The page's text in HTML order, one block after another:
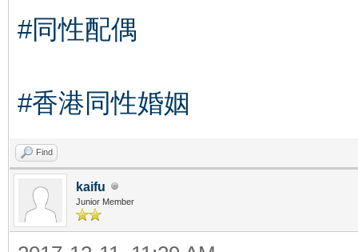
#同性配偶
#香港同性婚姻
Find
kaifu
Junior Member